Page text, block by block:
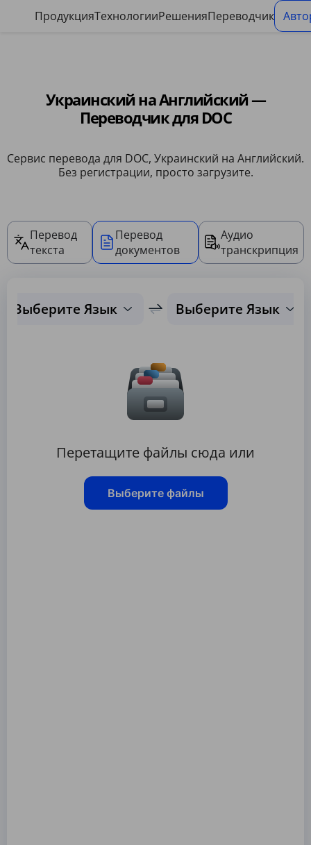
ПродукцияТехнологииРешенияПереводчик
Украинский на Английский —
Переводчик для DOC
Сервис перевода для DOC, Украинский на Английский.
Без регистрации, просто загрузите.
Перевод
текста
Перевод
документов
Аудио
транскрипция
Выберите Язык Выберите Язык
Перетащите файлы сюда или
Выберите файлы